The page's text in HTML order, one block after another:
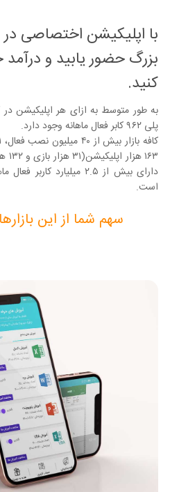
با اپلیکیشن اختصاصی
بزرگ حضور یابید و درآمد
کنید.
پلی ۹۶۲ کابر فعال ماهانه وجود دارد.
است.
سهم شما از این